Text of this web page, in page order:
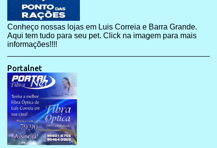
Conheço nossas lojas em Luis Correia e Barra Grande.
Aqui tem tudo para seu pet. Click na imagem para mais
informações!!!!
Portalnet